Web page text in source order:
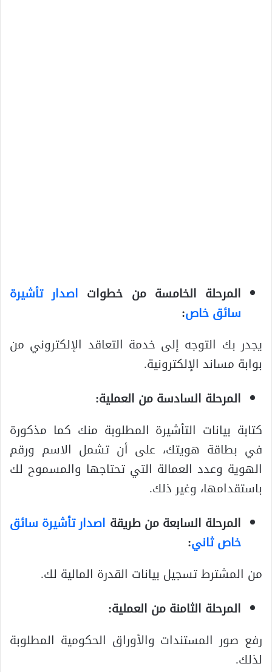
المرحلة الخامسة من خطوات اصدار تأشيرة
سائق خاص:
يجدر بك التوجه إلى خدمة التعاقد الإلكتروني من
بوابة مساند الإلكترونية.
المرحلة السادسة من العملية:
كتابة بيانات التأشيرة المطلوبة منك كما مذكورة
في بطاقة هويتك، على أن تشمل الاسم ورقم
الهوية وعدد العمالة التي تحتاجها والمسموح لك
باستقدامها، وغير ذلك.
المرحلة السابعة من طريقة اصدار تأشيرة سائق
خاص ثاني:
من المشترط تسجيل بيانات القدرة المالية لك.
المرحلة الثامنة من العملية:
رفع صور المستندات والأوراق الحكومية المطلوبة
لذلك.